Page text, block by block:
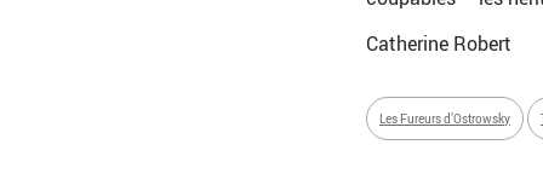
Catherine Robert
Les Fureurs d’Ostrowsky